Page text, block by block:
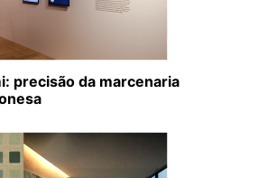
precisão da marcenaria